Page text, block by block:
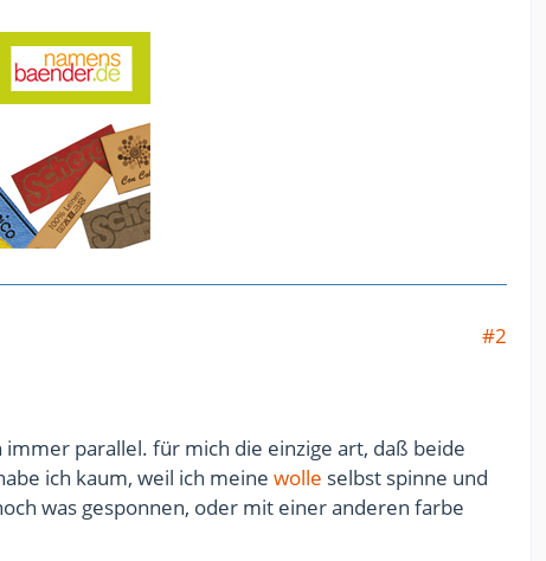
#2
parallel. für mich die einzige art, daß beide
ich kaum, weil ich meine wolle selbst spinne und
was gesponnen, oder mit einer anderen farbe